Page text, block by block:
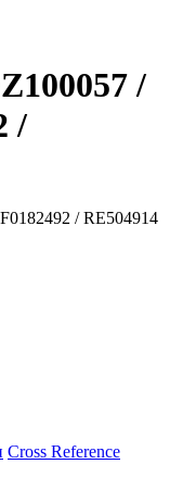
/
/
/ RE504914
Сross Reference